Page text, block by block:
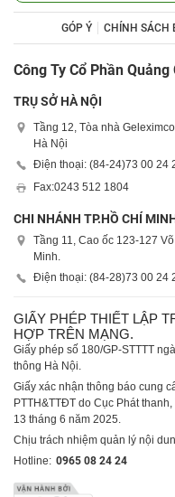
GÓP Ý CHÍNH SÁCH
Công Ty Cổ Phần
TRỤ SỞ HÀ NỘI
Tầng 12, Tòa nhà
Hà Nội
Điện thoại: (84-24)73 00 24
Fax:0243 512 1804
CHI NHÁNH TP.HỒ CHÍ
Tầng 11, Cao ốc 123-127
Minh.
Điện thoại: (84-28)73 00 24
GIẤY PHÉP THIẾT LẬP
HỢP TRÊN MẠNG.
Giấy phép số 180/GP-STTTT
thông Hà Nội.
Giấy xác nhận thông báo cung
PTTH&TTĐT do Cục Phát
13 tháng 6 năm 2025.
Chịu trách nhiệm quản lý nội
Hotline: 0965 08 24 24